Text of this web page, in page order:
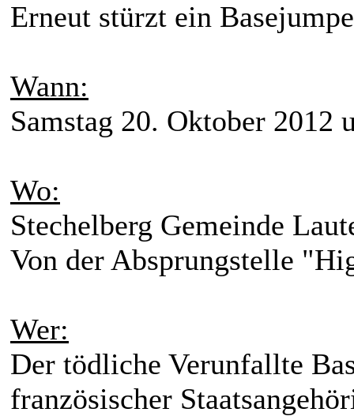
Erneut stürzt ein
Wann:
Samstag 20. Oktober 2012
Wo:
Stechelberg Gemeinde
Von der Absprungstelle
Wer:
Der tödliche Verunfallte
französischer